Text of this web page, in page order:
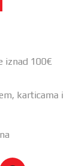
iznad 100€
karticama i